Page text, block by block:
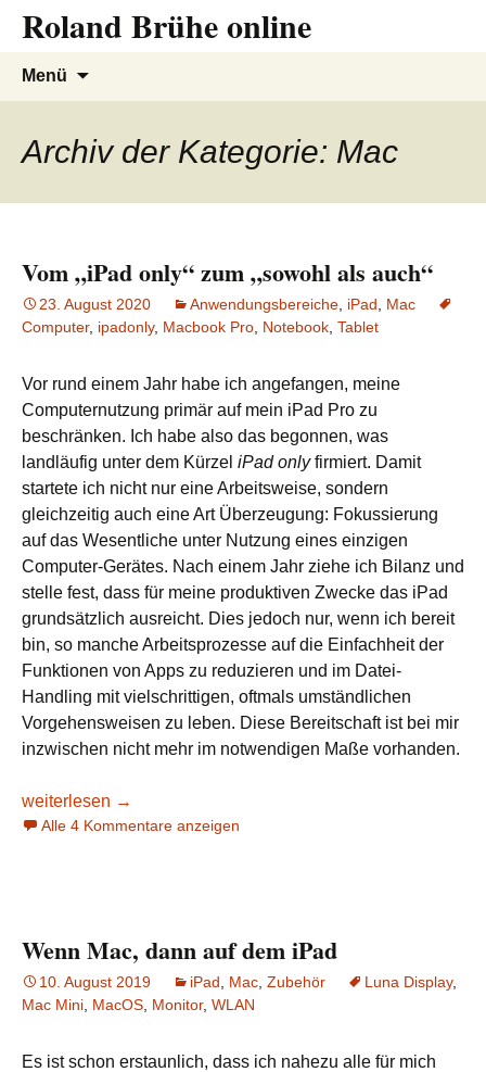
InhaltRoland Brühe online
Menü
Archiv der Kategorie: Mac
Vom „iPad only“ zum „sowohl als auch“
23. August 2020 Anwendungsbereiche iPad
Mac
Computer, ipadonly, Macbook Pro Notebook Tablet
Vor rund einem Jahr habe ich angefangen, meine
Computernutzung primär auf mein iPad Pro zu
beschränken. Ich habe also das begonnen, was
landläufig unter dem Kürzel iPad onlyfirmiert. Damit
startete ich nicht nur eine Arbeitsweise, sondern
gleichzeitig auch eine Art Überzeugung: Fokussierung
auf das Wesentliche unter Nutzung eines einzigen
Computer-Gerätes. Nach einem Jahr ziehe ich Bilanz und
stelle fest, dass für meine produktiven Zwecke das iPad
grundsätzlich ausreicht. Dies jedoch nur, wenn ich bereit
bin, so manche Arbeitsprozesse auf die Einfachheit der
Funktionen von Apps zu reduzieren und im Datei-
Handling mit vielschrittigen, oftmals umständlichen
Vorgehensweisen zu leben. Diese Bereitschaft ist bei mir
inzwischen nicht mehr im notwendigen Maße vorhanden.
Vom „iPad only“ zum „sowohl als auch“
weiterlesen →
Alle 4 Kommentare anzeigen
Wenn Mac, dann auf dem iPad
10. August 2019 iPad Mac Zubehör Luna Display,
Mac Mini MacOS Monitor, WLAN
Es ist schon erstaunlich, dass ich nahezu alle für mich